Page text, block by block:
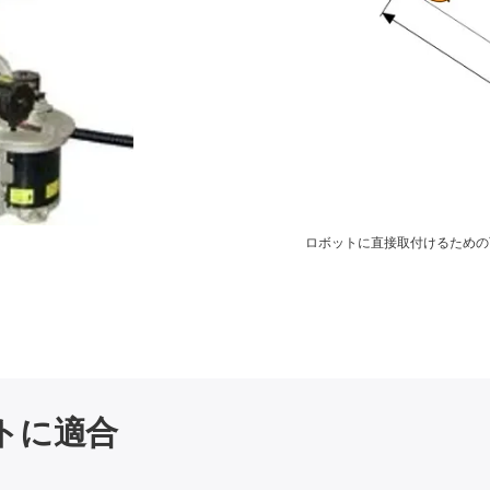
ロボットに直接取付けるため
に適合